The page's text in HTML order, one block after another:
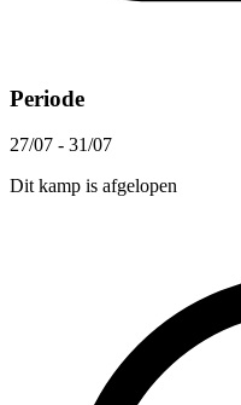
Periode
27/07 - 31/07
Dit kamp is afgelopen